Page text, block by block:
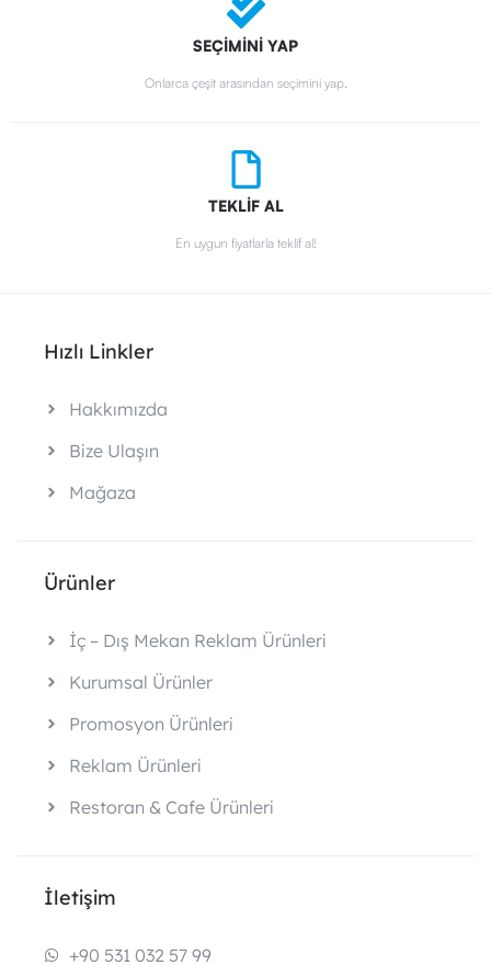
SEÇİMİNİ YAP
Onlarca çeşit arasından seçimini yap.
TEKLİF AL
En uygun fiyatlarla teklif al!
Hızlı Linkler
Hakkımızda
Bize Ulaşın
Mağaza
Ürünler
İç – Dış Mekan Reklam Ürünleri
Kurumsal Ürünler
Promosyon Ürünleri
Reklam Ürünleri
Restoran & Cafe Ürünleri
İletişim
+90 531 032 57 99